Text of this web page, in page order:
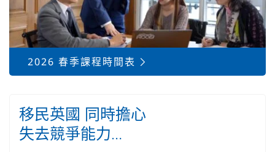
2026 春季課程時間表
移民英國 同時擔心
失去競爭能力…